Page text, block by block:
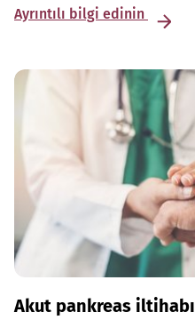
Ayrıntılı bilgi edinin
Akut pankreas iltihabı